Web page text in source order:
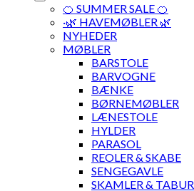
🍊 SUMMER SALE 🍊
·🌿 HAVEMØBLER 🌿
NYHEDER
MØBLER
BARSTOLE
BARVOGNE
BÆNKE
BØRNEMØBLER
LÆNESTOLE
HYLDER
PARASOL
REOLER & SKABE
SENGEGAVLE
SKAMLER &